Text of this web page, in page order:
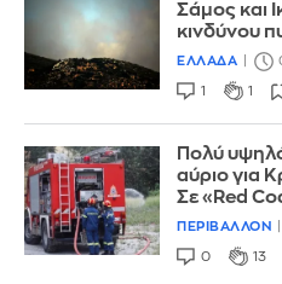
Σάμος και
κινδύνου
ΕΛΛΑΔΑ
1 1
Πολύ
αύριο για
Σε «Red
ΠΕΡΙΒΑΛΛΟΝ
0 13